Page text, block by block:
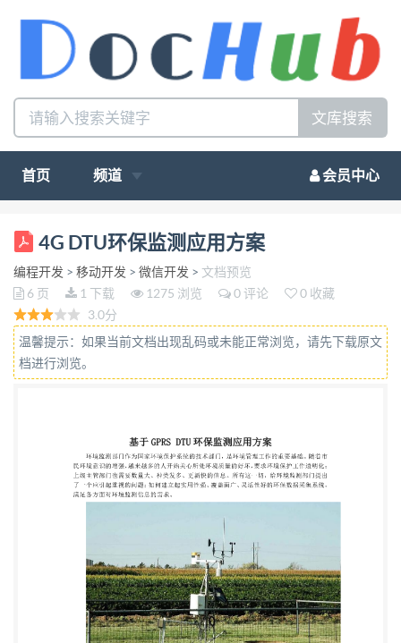
文库搜索
首页 频道 会员中心
基于 GPRS DTU 环保监测应用方案 环境监测部门作
为国家环境保护系统的技术部门，是环境管理工作的
重要基础。随着市 民环境意识的增强，越来越多的人
开始关心所处环境质量的好坏，要求环境保护工作透
明化； 上级主管部门也需要数量大、种类发多、更新
快的信息。所有这一切，给环境监测部门提出 了一个
境监测信息的需求。 在环保系统中，常常需要对众多
的污染排放点进行实时监测，大部分监测数据需要实
时 发送到管理中心的后端服务器进行处理。由于监测
点分散，分布范围广，而且大多设置在环 境较恶劣的
地区，通过电话线传送数据往往事倍功半。通过
GPRS 无线网络进行数据传输， 成为环保部门选择的
通信手段之一。污染源监测设备可将采集到的污染数
据和告警信息通过 GPRS 网络及时发送到环保监测部
4G DTU环保监测应用方案
编程开发 > 移动开发 > 微信开发 > 文档预览
6 页
1 下载 1275 浏览 0 评论
0 收藏
3.0分
温馨提示：如果当前文档出现乱码或未能正常浏览，请先下载原文
档进行浏览。